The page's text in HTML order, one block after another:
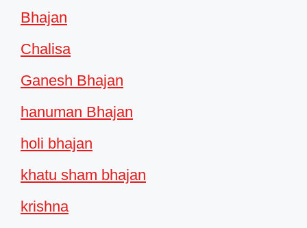
Bhajan
Chalisa
Ganesh Bhajan
hanuman Bhajan
holi bhajan
khatu sham bhajan
krishna